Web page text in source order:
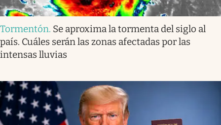
Tormentón. Se aproxima la tormenta del siglo al
país. Cuáles serán las zonas afectadas por las
intensas lluvias